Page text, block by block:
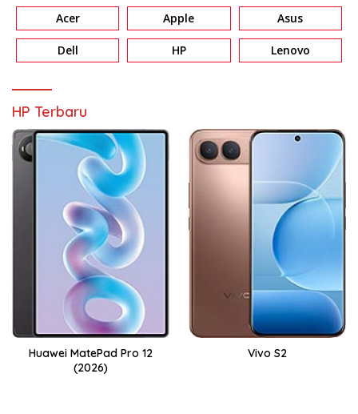
Acer Apple Asus
Dell HP Lenovo
HP Terbaru
Huawei MatePad Pro 12
(2026)
Vivo S2